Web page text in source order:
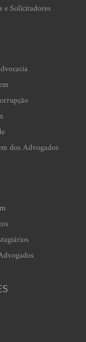
e Solicitadores
dos Advogados